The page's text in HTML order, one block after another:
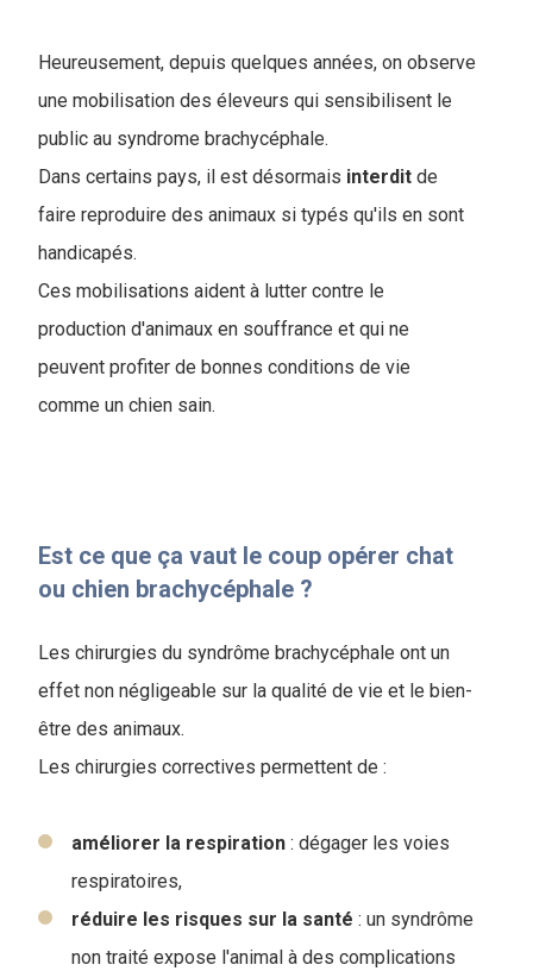
Heureusement, depuis quelques années, on observe
une mobilisation des éleveurs qui sensibilisent le
public au syndrome brachycéphale.
Dans certains pays, il est désormais interdit de
faire reproduire des animaux si typés qu'ils en sont
handicapés.
Ces mobilisations aident à lutter contre le
production d'animaux en souffrance et qui ne
peuvent profiter de bonnes conditions de vie
comme un chien sain.
Est ce que ça vaut le coup opérer chat
ou chien brachycéphale ?
Les chirurgies du syndrôme brachycéphale ont un
effet non négligeable sur la qualité de vie et le bien-
être des animaux.
Les chirurgies correctives permettent de :
améliorer la respiration : dégager les voies
respiratoires,
réduire les risques sur la santé : un syndrôme
non traité expose l'animal à des complications